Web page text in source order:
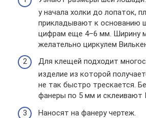
у начала холки до лопаток,
прикладывают к основанию
цифрам еще 4–6 мм. Ширину
желательно циркулем
Для клещей подходит
изделие из которой
не так быстро трескается.
фанеры по 5 мм и склеивают
Наносят на фанеру чертеж.